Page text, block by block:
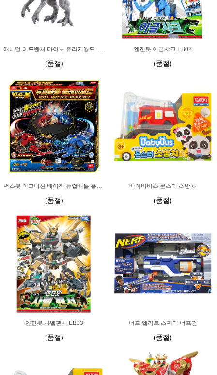
애니멀 어드벤처 다이노 쥬라기월드 인도미누스렉스
(품절)
엔진봇 이글샤크 EB02
(품절)
벅스봇 이그니션 베이직 듀얼배틀 플레이세트
(품절)
베이비버스 몬스터 소방차
(품절)
엔진봇 사벨팬서 EB03
(품절)
너프 엘리트 스펙터 너프건
(품절)